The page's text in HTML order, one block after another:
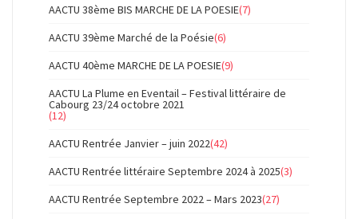
AACTU 38ème BIS MARCHE DE LA POESIE(7)
AACTU 39ème Marché de la Poésie(6)
AACTU 40ème MARCHE DE LA POESIE(9)
AACTU La Plume en Eventail – Festival littéraire de
Cabourg 23/24 octobre 2021
(12)
AACTU Rentrée Janvier – juin 2022(42)
AACTU Rentrée littéraire Septembre 2024 à 2025(3)
AACTU Rentrée Septembre 2022 – Mars 2023(27)